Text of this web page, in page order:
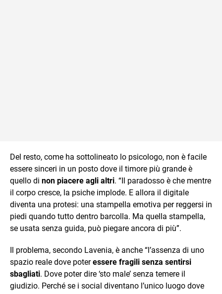
Del resto, come ha sottolineato lo psicologo, non è facile
essere sinceri in un posto dove il timore più grande è
quello di non piacere agli altri. “Il paradosso è che mentre
il corpo cresce, la psiche implode. E allora il digitale
diventa una protesi: una stampella emotiva per reggersi in
piedi quando tutto dentro barcolla. Ma quella stampella,
se usata senza guida, può piegare ancora di più”.
Il problema, secondo Lavenia, è anche “l’assenza di uno
spazio reale dove poteressere fragili senza sentirsi
sbagliati. Dove poter dire ‘sto male’ senza temere il
giudizio. Perché se i social diventano l’unico luogo dove